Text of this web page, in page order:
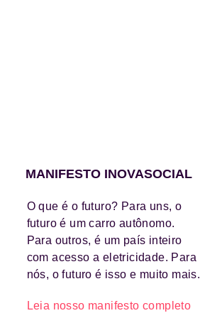
MANIFESTO INOVASOCIAL
O que é o futuro? Para uns, o
futuro é um carro autônomo.
Para outros, é um país inteiro
com acesso a eletricidade. Para
nós, o futuro é isso e muito mais.
Leia nosso manifesto completo